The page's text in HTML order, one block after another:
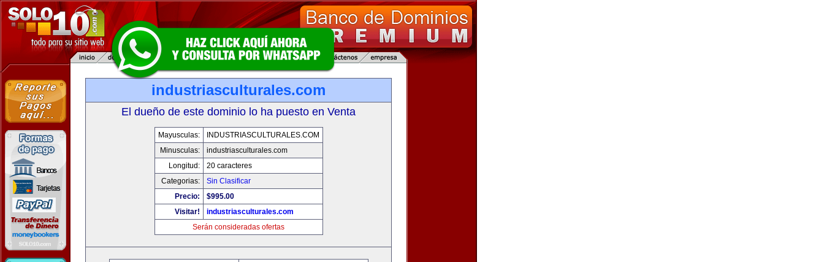
industriasculturales.com
El dueño de este dominio lo ha puesto en Venta
Mayusculas:
INDUSTRIASCULTURALES.COM
Minusculas:
industriasculturales.com
Longitud:
20 caracteres
Categorias:
Sin Clasificar
Precio:
$995.00
Visitar!
industriasculturales.com
Serán consideradas ofertas